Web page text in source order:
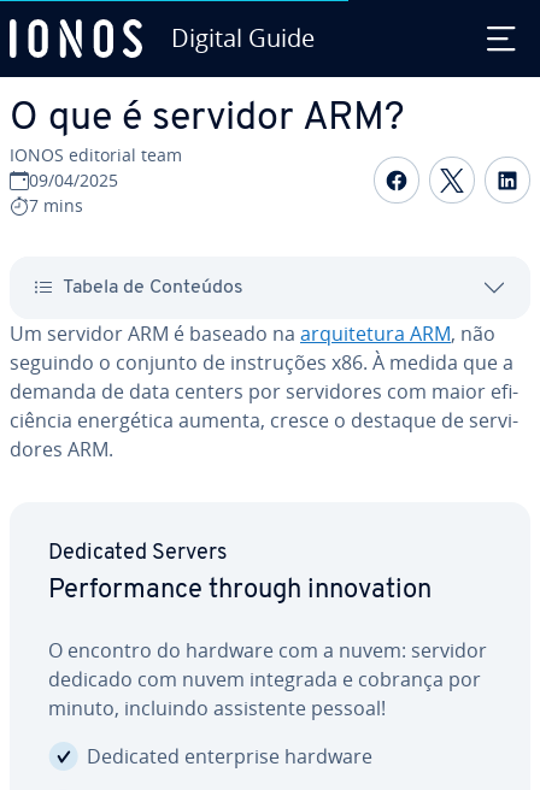
Digital Guide
O que é servidor ARM?
IONOS editorial team
09/04/2025
7 mins
Tabela de Conteúdos
Um servidor ARM é baseado na ar­qui­te­tura ARM, não
seguindo o conjunto de ins­tru­ções x86. À medida que a
demanda de data centers por ser­vi­do­res com maior efi­
ci­ên­cia ener­gé­tica aumenta, cresce o destaque de ser­vi­
do­res ARM.
Dedicated Servers
Per­for­mance through in­no­va­tion
O encontro do hardware com a nuvem: servidor
dedicado com nuvem integrada e cobrança por
minuto, incluindo as­sis­tente pessoal!
Dedicated en­ter­prise hardware